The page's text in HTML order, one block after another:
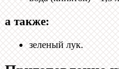
а также:
зеленый лук.